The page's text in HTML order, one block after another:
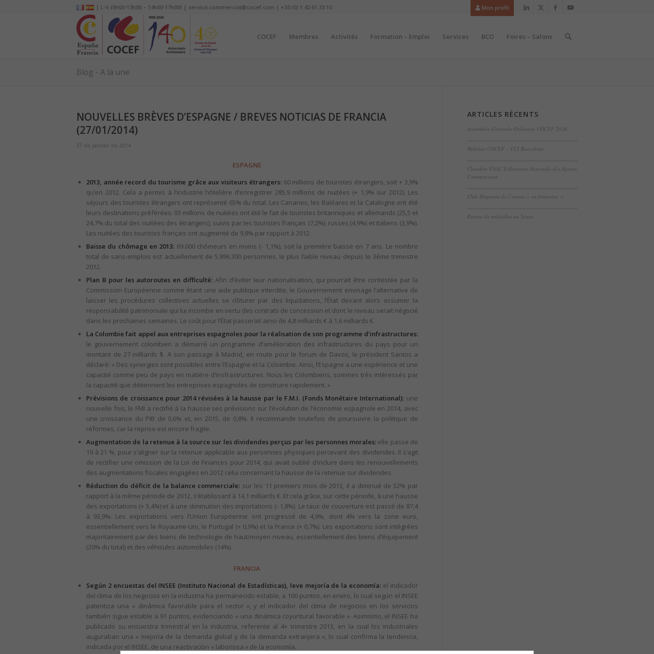
Mon profil
| L-V (9h00-13h00 – 14h00-17h00) | service.commercial@cocef.com | +33 (0) 1 42 61 33 10
COCEF Membres Activités Formation – Emploi Services BCO Foires – Salons
Blog - A la une
NOUVELLES BRÈVES D’ESPAGNE / BREVES NOTICIAS DE FRANCIA
(27/01/2014)
27 de janvier de 2014
ESPAGNE
2013, année record du tourisme grâce aux visiteurs étrangers:60 millions de touristes étrangers, soit + 3,9%
qu’en 2012. Cela a permis à l’industrie hôtelière d’enregistrer 285,9 millions de nuitées (+ 1,9% sur 2012). Les
séjours des touristes étrangers ont représenté 65% du total. Les Canaries, les Baléares et la Catalogne ont été
leurs destinations préférées. 93 millions de nuitées ont été le fait de touristes britanniques et allemands (25,5 et
24,7% du total des nuitées des étrangers), suivis par les touristes français (7,2%), russes (4,9%) et italiens (3,9%).
Les nuitées des touristes français ont augmenté de 9,8% par rapport à 2012.
Baisse du chômage en 2013: 69.000 chômeurs en moins (- 1,1%), soit la première baisse en 7 ans. Le nombre
total de sans-emplois est actuellement de 5.896.300 personnes, le plus faible niveau depuis le 3ème trimestre
2012.
Plan B pour les autoroutes en difficulté: Afin d’éviter leur nationalisation, qui pourrait être contestée par la
Commission Européenne comme étant une aide publique interdite, le Gouvernement envisage l’alternative de
laisser les procédures collectives actuelles se clôturer par des liquidations, l’État devant alors assumer la
responsabilité patrimoniale qui lui incombe en vertu des contrats de concession et dont le niveau serait négocié
dans les prochaines semaines. Le coût pour l’État passerait ainsi de 4,8 milliards € à 1,6 milliards €.
La Colombie fait appel aux entreprises espagnoles pour la réalisation de son programme d’infrastructures:
le gouvernement colombien a démarré un programme d’amélioration des infrastructures du pays pour un
montant de 27 milliards $. A son passage à Madrid, en route pour le forum de Davos, le président Santos a
déclaré: « Des synergies sont possibles entre l’Espagne et la Coloimbie. Ainsi, l’Espagne a une expérience et une
capacité comme peu de pays en matière d’insfrastructures. Nous les Colombiens, sommes très intéressés par
la capacité que détiennent les entreprises espagnoles de construire rapidement. »
Prévisions de croissance pour 2014 révisées à la hausse par le F.M.I. (Fonds Monétaire International): une
nouvelle fois, le FMI a rectifié à la hausse ses prévisions sur l’évolution de l’économie espagnole en 2014, avec
une croissance du PIB de 0,6% et, en 2015, de 0,8%. Il recommande toutefois de poursuivre la politique de
réformes, car la reprise est encore fragile.
Augmentation de la retenue à la source sur les dividendes perçus par les personnes morales:elle passe de
19 à 21 %, pour s’aligner sur la retenue applicable aux personnes physiques percevant des dividendes. Il s’agit
de rectifier une omission de la Loi de Finances pour 2014, qui avait oublié d’inclure dans les renouvellements
des augmentations fiscales engagées en 2012 celui concernant la hausse de la retenue sur dividendes.
Réduction du déficit de la balance commerciale: sur les 11 premiers mois de 2013, il a diminué de 52% par
rapport à la même période de 2012, s’établissant à 14,1 milliards €. Et cela grâce, sur cette période, à une hausse
des exportations (+ 5,4%) et à une diminution des importations (- 1,8%). Le taux de couverture est passé de 87,4
à 93,9%. Les exportations vers l’Union Européenne ont progressé de 4,9%, dont 4% vers la zone euro,
essentiellement vers le Royaume-Uni, le Portugal (+ 0,9%) et la France (+ 0,7%). Les exportations sont intégrées
majoritairement par des biens de technologie de haut/moyen niveau, essentiellement des biens d’équipement
(20% du total) et des véhicules automobiles (14%).
FRANCIA
Según 2 encuestas del INSEE (Instituto Nacional de Estadísticas), leve mejoría de la economía: el indicador
del clima de los negocios en la industria ha permanecido estable, a 100 puntos, en enero, lo cual según el INSEE
patentiza una « dinámica favorable para el sector », y el indicador del clima de negocios en los servicios
también sigue estable a 91 puntos, evidenciando « una dinámica coyuntural favorable ». Asimismo, el INSEE ha
publicado su encuestra trimestral en la industria, referente al 4+ trimestre 2013, en la cual los industriales
auguraban una « mejoría de la demanda global y de la demanda extranjera », lo cual confirma la tendencia,
indicada por el INSEE, de una reactivación « laboriosa » de la economía.
ARTICLES RÉCENTS
Assemblée Générale Ordinaire COCEF 2026
Webinar COCEF – CCI Barcelone
Chambre FNAC Fédération Nationale des Agents
Commerciaux
Club Hispania de l’année « en femenino »
Remise de médailles au Sénat